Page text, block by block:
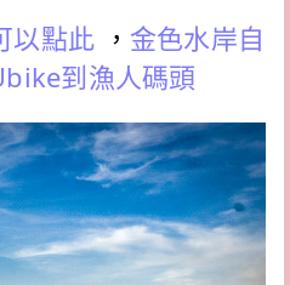
以點此 ， 金色水岸自
到漁人碼頭